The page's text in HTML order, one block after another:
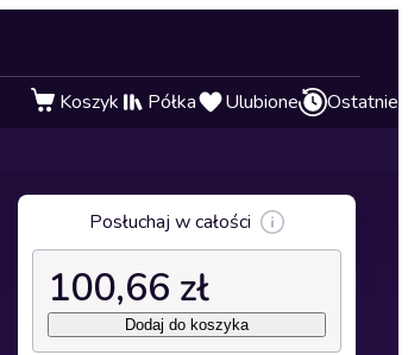
Koszyk Półka Ulubione Ostatnie
Posłuchaj w całości
100,66 zł
Dodaj do koszyka